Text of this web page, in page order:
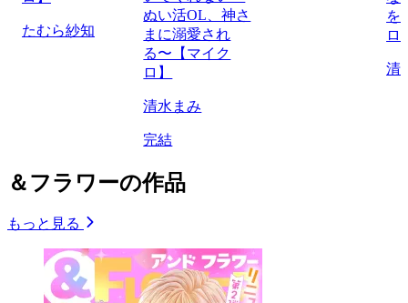
たむら紗知
ぬい活OL、神さ
まに溺愛され
る〜【マイク
ロ】
清水まみ
完結
を
ロ
清
＆フラワーの作品
もっと見る